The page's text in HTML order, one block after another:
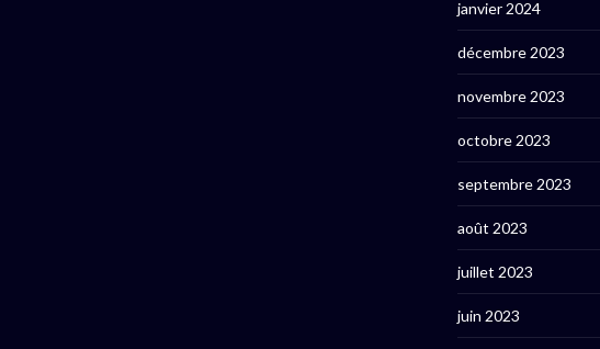
janvier 2024
décembre 2023
novembre 2023
octobre 2023
septembre 2023
août 2023
juillet 2023
juin 2023